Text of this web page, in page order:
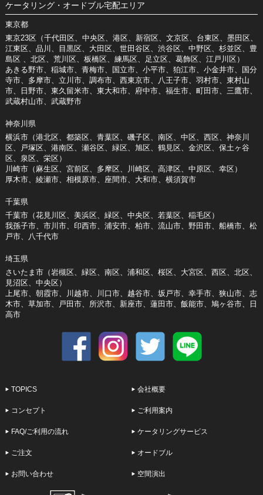
ケータリング・オードブル宅配エリア
東京都
東京23区（千代田区、中央区、港区、新宿区、文京区、台東区、墨田区、
江東区、品川、目黒区、大田区、世田谷区、渋谷区、中野区、杉並区、豊
島区 、北区、荒川区、板橋区、練馬区、足立区、葛飾区、江戸川区）
あきる野市、稲城市、青梅市、国立市、小平市、狛江市、小金井市、国分
寺市、多摩市、立川市、調布市、西東京市、八王子市、羽村市、東村山
市、日野市、東久留米市、東大和市、府中市、福生市、町田市、三鷹市、
武蔵村山市、武蔵野市
神奈川県
横浜市（港北区、都築区、青葉区、磯子区、南区、中区、西区、神奈川
区、戸塚区、港南区、瀬谷区、緑区、旭区、鶴見区、金沢区、保土ヶ谷
区、泉区、栄区）
川崎市（麻生区、宮前区、多摩区、川崎区、高津区、中原区、幸区）
厚木市、綾瀬市、相模原市、座間市、大和市、横須賀市
千葉県
千葉市（花見川区、美浜区、緑区、中央区、若葉区、稲毛区）
我孫子市、市川市、印西市、浦安市、柏市、流山市、野田市、船橋市、松
戸市、八千代市
埼玉県
さいたま市（岩槻区、緑区、南区、浦和区、桜区、大宮区、西区、北区、
見沼区、中央区）
上尾市、朝霞市、川越市、川口市、越谷市、坂戸市、幸手市、狭山市、志
木市、草加市、戸田市、所沢市、新座市、蓮田市、飯能市、鳩ヶ谷市、日
高市
TOPICS 会社概要
コンセプト ご利用案内
FAQ/ご利用の流れ ケータリングサービス
ご注文 オードブル
お問い合わせ 空間演出